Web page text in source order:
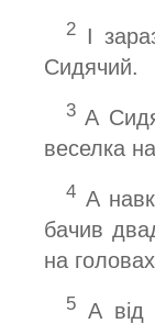
2 І
Сидячий.
3 А
веселка
4 А
бачив
на
5 А від